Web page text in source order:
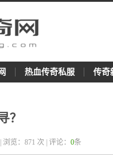
热血传奇私服 传奇
？
览： 871 次 | 评论： 0条